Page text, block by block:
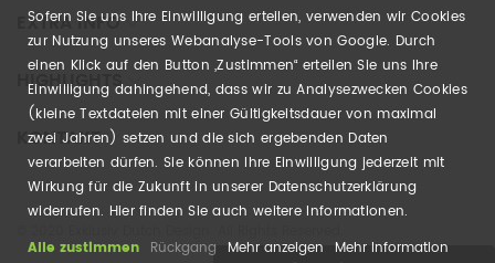
EXTRA INFO
HIGHLIGHTS
KONTAKT
Sofern Sie uns Ihre Einwilligung erteilen, verwenden wir Cookies
zur Nutzung unseres Webanalyse-Tools von Google. Durch
einen Klick auf den Button „Zustimmen“ erteilen Sie uns Ihre
Einwilligung dahingehend, dass wir zu Analysezwecken Cookies
(kleine Textdateien mit einer Gültigkeitsdauer von maximal
zwei Jahren) setzen und die sich ergebenden Daten
verarbeiten dürfen. Sie können Ihre Einwilligung jederzeit mit
Wirkung für die Zukunft in unserer Datenschutzerklärung
widerrufen. Hier finden Sie auch weitere Informationen.
Alle zustimmen Rückgang Mehr anzeigen Mehr Information